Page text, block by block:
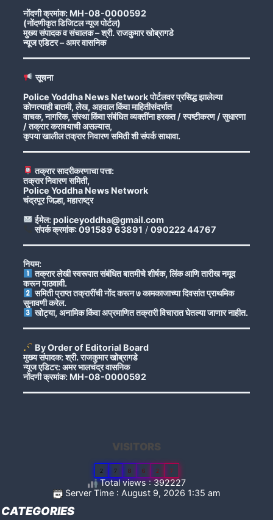
नोंदणी क्रमांक: MH-08-0000592
(नोंदणीकृत डिजिटल न्यूज पोर्टल)
मुख्य संपादक व संचालक – श्री. राजकुमार खोब्रागडे
न्यूज एडिटर – अमर वासनिक
सूचना
Police Yoddha News Network पोर्टलवर प्रसिद्ध झालेल्या
कोणत्याही बातमी, लेख, अहवाल किंवा माहितीसंदर्भात
वाचक, नागरिक, संस्था किंवा संबंधित व्यक्तींना हरकत / स्पष्टीकरण / सुधारणा
/ तक्रार करावयाची असल्यास,
कृपया खालील तक्रार निवारण समिती शी संपर्क साधावा.
तक्रार सादरीकरणाचा पत्ता:
तक्रार निवारण समिती,
Police Yoddha News Network
चंद्रपूर जिल्हा, महाराष्ट्र
ईमेल: policeyoddha@gmail.com
संपर्क क्रमांक: 091589 63891 / 090222 44767
नियम:
तक्रार लेखी स्वरूपात संबंधित बातमीचे शीर्षक, लिंक आणि तारीख नमूद
करून पाठवावी.
समिती प्राप्त तक्रारींची नोंद करून ७ कामकाजाच्या दिवसांत प्राथमिक
सुनावणी करेल.
खोट्या, अनामिक किंवा अप्रमाणित तक्रारी विचारात घेतल्या जाणार नाहीत.
By Order of Editorial Board
मुख्य संपादक: श्री. राजकुमार खोब्रागडे
न्यूज एडिटर: अमर भालचंद्र वासनिक
नोंदणी क्रमांक: MH-08-0000592
VISITORS
2 7 8 6 2 7
Total views : 392227
Server Time : August 9, 2026 1:35 am
CATEGORIES